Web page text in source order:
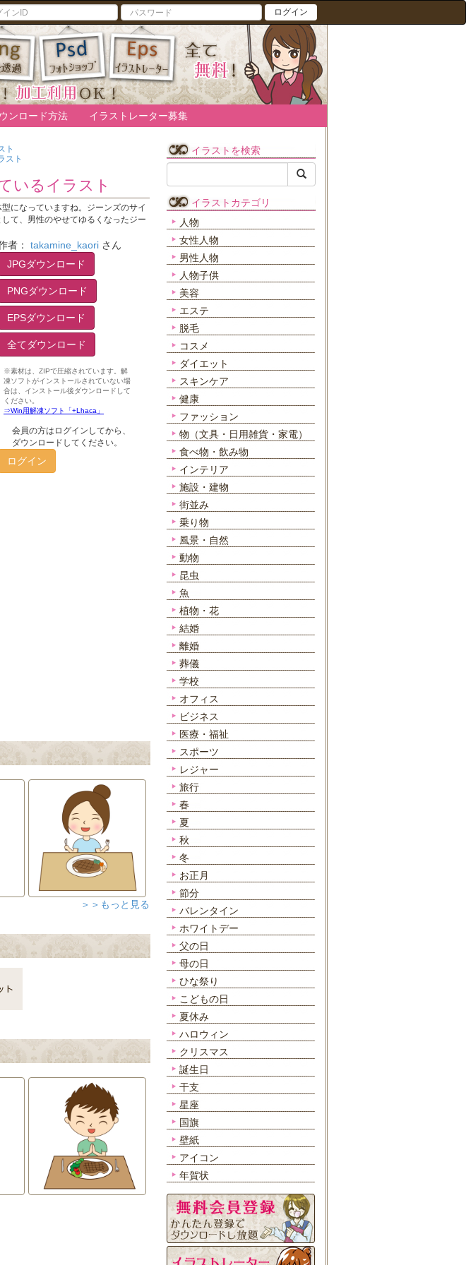
ログイン
ンロード方法 イラストレーター募集
ト
スト
いるイラスト
になっていますね。ジーンズのサイ
て、男性のやせてゆるくなったジー
者：takamine_kaori さん
JPGダウンロード
PNGダウンロード
EPSダウンロード
全てダウンロード
会員の方はログインしてから、
ダウンロードしてください。
ログイン
＞＞もっと見る
イラストを検索
イラストカテゴリ
人物
女性人物
男性人物
人物子供
美容
エステ
脱毛
コスメ
ダイエット
スキンケア
健康
ファッション
物（文具・日用雑貨・家電）
食べ物・飲み物
インテリア
施設・建物
街並み
乗り物
風景・自然
動物
昆虫
魚
植物・花
結婚
離婚
葬儀
学校
オフィス
ビジネス
医療・福祉
スポーツ
レジャー
旅行
春
夏
秋
冬
お正月
節分
バレンタイン
ホワイトデー
父の日
母の日
ひな祭り
こどもの日
夏休み
ハロウィン
クリスマス
誕生日
干支
星座
国旗
壁紙
アイコン
年賀状